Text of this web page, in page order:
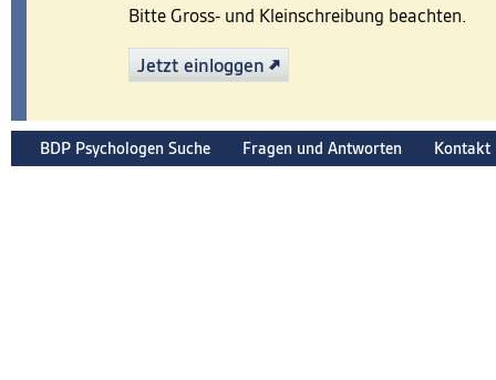
Bitte Gross- und Kleinschreibung beachten.
Jetzt einloggen
BDP Psychologen Suche Fragen und Antworten Kontakt